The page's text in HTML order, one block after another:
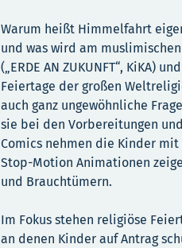
Warum heißt Himmelfahrt
und was wird am
(„ERDE AN ZUKUNFT“, KiKA)
Feiertage der großen
auch ganz ungewöhnliche
sie bei den Vorbereitungen
Comics nehmen die Kinder
Stop-Motion Animationen
und Brauchtümern.
Im Fokus stehen religiöse
an denen Kinder auf Antrag